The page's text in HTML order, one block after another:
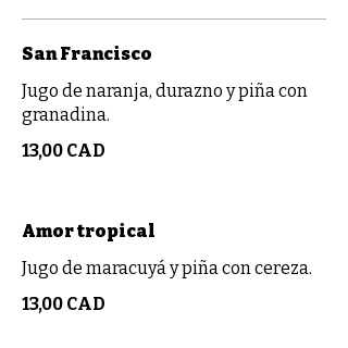
San Francisco
Jugo de naranja, durazno y piña con
granadina.
13,00 CAD
Amor tropical
Jugo de maracuyá y piña con cereza.
13,00 CAD